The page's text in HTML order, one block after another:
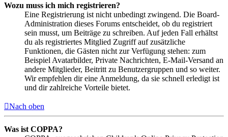
Wozu muss ich mich registrieren?
Eine Registrierung ist nicht unbedingt zwingend. Die Board-
Administration dieses Forums entscheidet, ob du registriert
sein musst, um Beiträge zu schreiben. Auf jeden Fall erhältst
du als registriertes Mitglied Zugriff auf zusätzliche
Funktionen, die Gästen nicht zur Verfügung stehen: zum
Beispiel Avatarbilder, Private Nachrichten, E-Mail-Versand an
andere Mitglieder, Beitritt zu Benutzergruppen und so weiter.
Wir empfehlen dir eine Anmeldung, da sie schnell erledigt ist
und dir zahlreiche Vorteile bietet.
Nach oben
Was ist COPPA?